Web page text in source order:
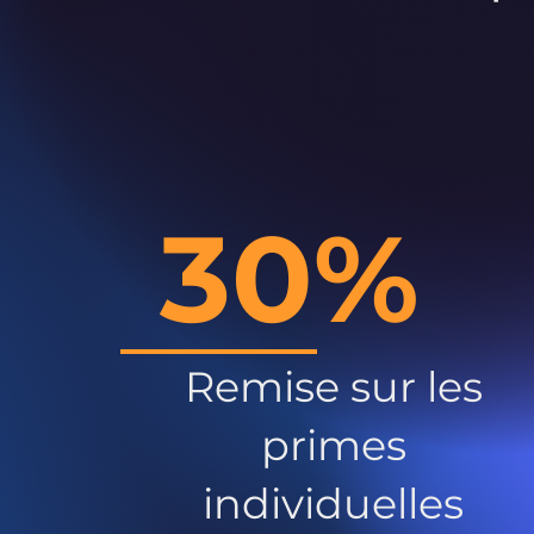
30%
Remise sur les
primes
individuelles